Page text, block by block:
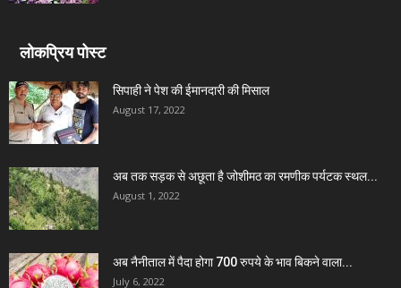
लोकप्रिय पोस्ट
सिपाही ने पेश की ईमानदारी की मिसाल
August 17, 2022
अब तक सड़क से अछूता है जोशीमठ का रमणीक पर्यटक स्थल...
August 1, 2022
अब नैनीताल में पैदा होगा 700 रुपये के भाव बिकने वाला...
July 6, 2022